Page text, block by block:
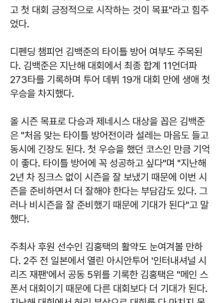
고 첫 대회 긍정적으로 시작하는 것이 목표"라고 힘주
었다.
디펜딩 챔피언 김백준의 타이틀 방어 여부도 주목된
다. 김백준은 지난해 대회에서 최종 합계 11언더파
273타를 기록하며 투어 데뷔 19개 대회 만에 생애 첫
우승을 차지했다.
올 시즌 목표로 다승과 제네시스 대상을 꼽은 김백준
은 "처음 맞는 타이틀 방어전이라 설레는 마음도 들고
동시에 긴장도 된다. 첫 우승을 했던 코스인 만큼 기억
이 좋다. 타이틀 방어에 꼭 성공하고 싶다"며 "지난해
2년 차 징크스 없이 시즌을 잘 보냈기 때문에 이번 시
즌을 준비하면서 더 잘해야 한다는 부담감도 있다. 그
러나 비시즌을 잘 준비했기 때문에 기대가 된다"고 말
했다.
주최사 후원 선수인 김홍택의 활약도 눈여겨볼 만하
다. 2주 전 일본에서 열린 아시안투어 '인터내셔널 시
리즈 재팬'에서 공동 5위를 기록한 김홍택은 "메인 스
폰서 대회이기 때문에 다른 대회보다 더 기대가 된다.